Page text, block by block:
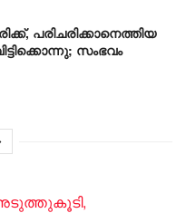
പരിചരിക്കാനെത്തിയ
സംഭവം
അടുത്തുകൂടി,